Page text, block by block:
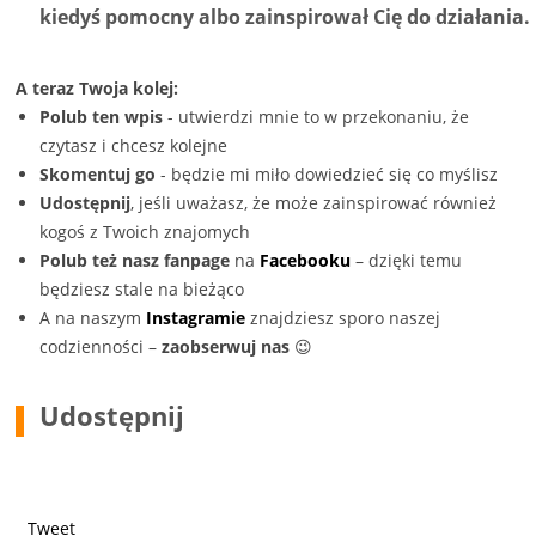
kiedyś pomocny albo zainspirował Cię do działania.
A teraz Twoja kolej:
Polub ten wpis - utwierdzi mnie to w przekonaniu, że
czytasz i chcesz kolejne
Skomentuj go - będzie mi miło dowiedzieć się co myślisz
Udostępnij, jeśli uważasz, że może zainspirować również
kogoś z Twoich znajomych
Polub też nasz fanpage na Facebooku – dzięki temu
będziesz stale na bieżąco
A na naszym Instagramie znajdziesz sporo naszej
codzienności –zaobserwuj nas 😉
Udostępnij
Tweet